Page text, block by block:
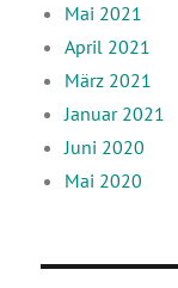
Mai 2021
April 2021
März 2021
Januar 2021
Juni 2020
Mai 2020